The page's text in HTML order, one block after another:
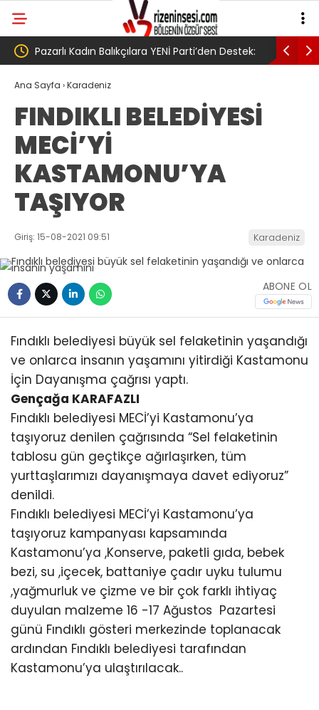
Destek: AV. Süzen “Meclis’e gelen Çerçeve
Yasa Türkiye’de yeni bir başlangıç için
umudumuzun fidesi olmuştur”
Ana Sayfa ›Karadeniz
FINDIKLI BELEDİYESİ
MECİ’Yİ
KASTAMONU’YA
TAŞIYOR
Giriş: 15-08-2021 09:51 Karadeniz
ABONE OL
Fındıklı belediyesi büyük sel felaketinin yaşandığı
ve onlarca insanın yaşamını yitirdiği Kastamonu
İçin Dayanışma çağrısı yaptı.
Gençağa KARAFAZLI
Fındıklı belediyesi MECİ’yi Kastamonu’ya
taşıyoruz denilen çağrısında “Sel felaketinin
tablosu gün geçtikçe ağırlaşırken, tüm
yurttaşlarımızı dayanışmaya davet ediyoruz”
denildi.
Fındıklı belediyesi MECİ’yi Kastamonu’ya
taşıyoruz kampanyası kapsamında
Kastamonu’ya ,Konserve, paketli gıda, bebek
bezi, su ,içecek, battaniye çadır uyku tulumu
,yağmurluk ve çizme ve bir çok farklı ihtiyaç
duyulan malzeme 16 -17 Ağustos Pazartesi
günü Fındıklı gösteri merkezinde toplanacak
ardından Fındıklı belediyesi tarafından
Kastamonu’ya ulaştırılacak..